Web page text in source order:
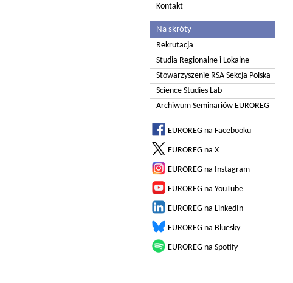
Kontakt
Na skróty
Rekrutacja
Studia Regionalne i Lokalne
Stowarzyszenie RSA Sekcja Polska
Science Studies Lab
Archiwum Seminariów EUROREG
EUROREG na Facebooku
EUROREG na X
EUROREG na Instagram
EUROREG na YouTube
EUROREG na LinkedIn
EUROREG na Bluesky
EUROREG na Spotify